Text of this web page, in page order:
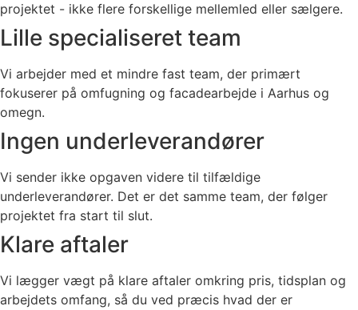
projektet - ikke flere forskellige mellemled eller sælgere.
Lille specialiseret team
Vi arbejder med et mindre fast team, der primært
fokuserer på omfugning og facadearbejde i Aarhus og
omegn.
Ingen underleverandører
Vi sender ikke opgaven videre til tilfældige
underleverandører. Det er det samme team, der følger
projektet fra start til slut.
Klare aftaler
Vi lægger vægt på klare aftaler omkring pris, tidsplan og
arbejdets omfang, så du ved præcis hvad der er